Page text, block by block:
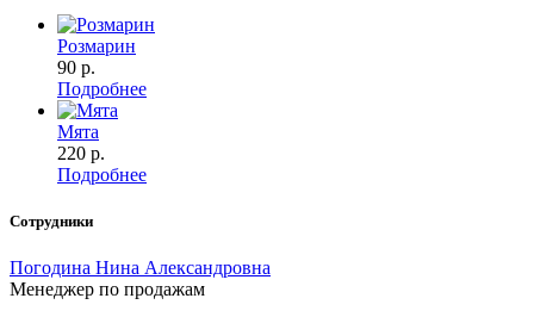
Розмарин
90 р.
Подробнее
Мята
220 р.
Подробнее
Сотрудники
Погодина Нина Александровна
Менеджер по продажам